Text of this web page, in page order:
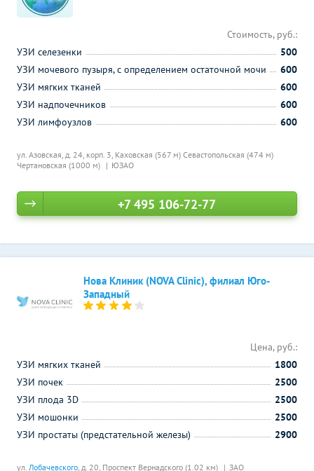
ул. Азовская, д. 24, корп. 3, Каховская (567 м) Севастопольская (474 м)
Чертановская (1000 м)
ЮЗАО
Стоимость, руб.:
УЗИ селезенки
500
УЗИ мочевого пузыря, с определением остаточной мочи
600
УЗИ мягких тканей
600
УЗИ надпочечников
600
УЗИ лимфоузлов
600
+7 495 106-72-77
Нова Клиник (NOVA Clinic), филиал Юго-
Западный
ул. Лобачевского, д. 20, Проспект Вернадского (1.02 км) ЗАО
Цена, руб.:
УЗИ мягких тканей
1800
УЗИ почек
2500
УЗИ плода 3D
2500
УЗИ мошонки
2500
УЗИ простаты (предстательной железы)
2900